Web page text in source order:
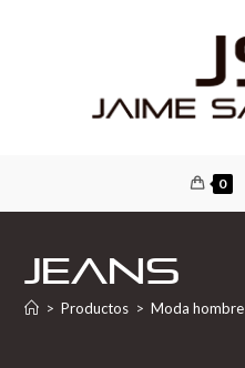
0
Jeans
> Productos > Moda hombre